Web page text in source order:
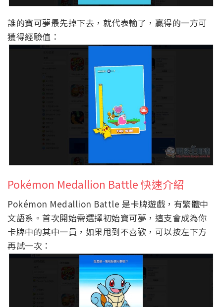
誰的寶可夢最先掉下去，就代表輸了，贏得的一方可
獲得經驗值：
Pokémon Medallion Battle 快速介紹
Pokémon Medallion Battle 是卡牌遊戲，有繁體中
文語系。首次開始需選擇初始寶可夢，這支會成為你
卡牌中的其中一員，如果甩到不喜歡，可以按左下方
再試一次：